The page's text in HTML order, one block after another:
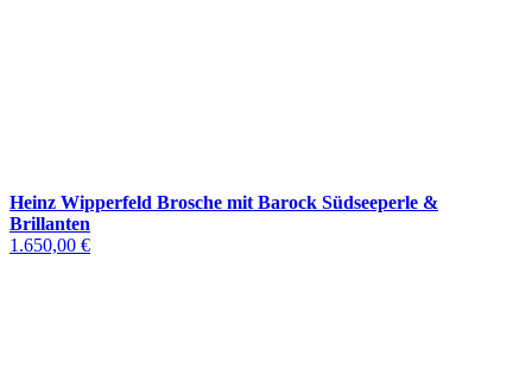
Heinz Wipperfeld Brosche mit Barock Südseeperle &
Brillanten
1.650,00 €